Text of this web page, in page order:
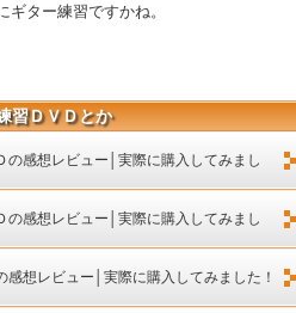
ギター練習ですかね。
習ＤＶＤとか
の感想レビュー│実際に購入してみまし
の感想レビュー│実際に購入してみまし
感想レビュー│実際に購入してみました！